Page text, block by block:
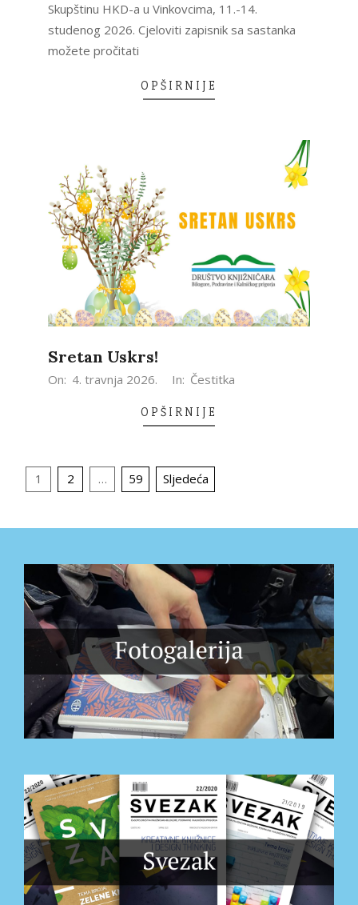
Skupštinu HKD-a u Vinkovcima, 11.-14.
studenog 2026. Cjeloviti zapisnik sa sastanka
možete pročitati
OPŠIRNIJE
Sretan Uskrs!
2026-
On: 4. travnja 2026. In: Čestitka
OPŠIRNIJE
Brojevi
objava
1 2 … 59 Sljedeća